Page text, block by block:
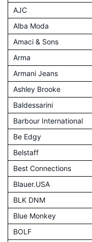
AJC
Alba Moda
Amaci & Sons
Arma
Armani Jeans
Ashley Brooke
Baldessarini
Barbour International
Be Edgy
Belstaff
Best Connections
Blauer.USA
BLK DNM
Blue Monkey
BOLF